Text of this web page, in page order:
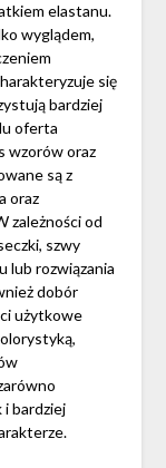
elastanu.
wyglądem,
się
bardziej
oferta
wzorów oraz
są z
oraz
zależności od
szwy
lub rozwiązania
dobór
użytkowe
i bardziej